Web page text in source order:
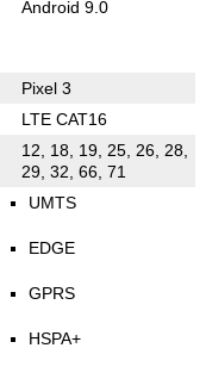
Android 9.0
Pixel 3
LTE CAT16
12, 18, 19, 25, 26, 28,
29, 32, 66, 71
UMTS
EDGE
GPRS
HSPA+